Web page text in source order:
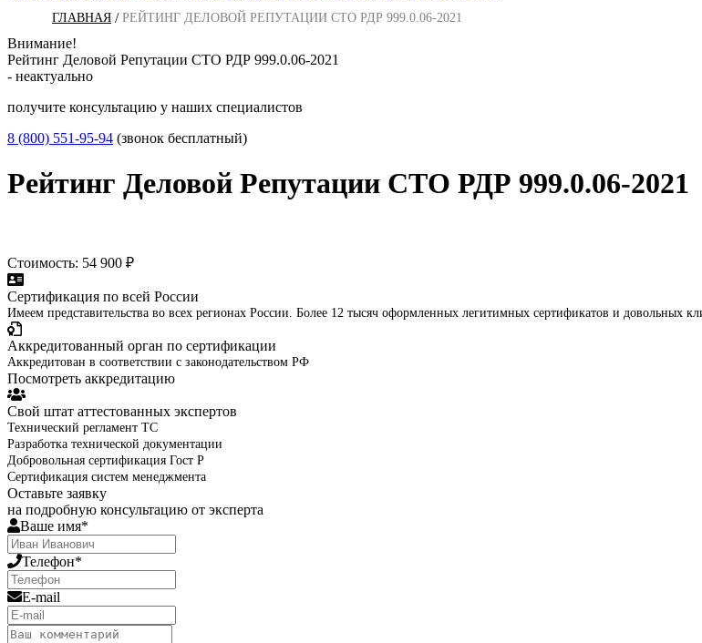
ГЛАВНАЯ / РЕЙТИНГ ДЕЛОВОЙ РЕПУТАЦИИ СТО РДР 999.0.06-2021
Внимание!
Рейтинг Деловой Репутации СТО РДР 999.0.06-2021
- неактуально
получите консультацию у наших специалистов
8 (800) 551-95-94 (звонок бесплатный)
Рейтинг Деловой Репутации СТО РДР 999.0.06-2021
Стоимость: 54 900 ₽
Сертификация по всей России
Имеем представительства во всех регионах России. Более 12 тысяч оформленных легитимных сертификатов и довольных
Аккредитованный орган по сертификации
Аккредитован в соответствии с законодательством РФ
Посмотреть аккредитацию
Свой штат аттестованных экспертов
Технический регламент ТС
Разработка технической документации
Добровольная сертификация Гост Р
Сертификация систем менеджмента
Оставьте заявку
на подробную консультацию от эксперта
Ваше имя*
Телефон*
E-mail